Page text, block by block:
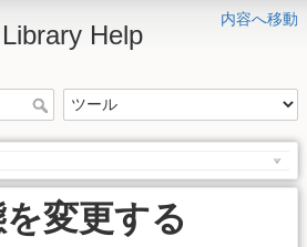
内容へ移動
Help
変更する